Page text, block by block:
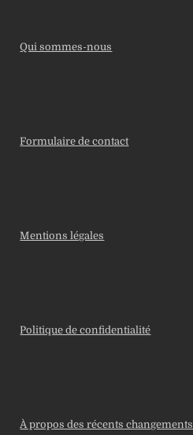
Qui sommes-nous
Formulaire de contact
Mentions légales
Politique de confidentialité
À propos des récents changements